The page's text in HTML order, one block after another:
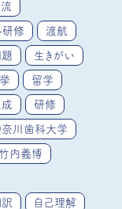
研修 渡航
生きがい
留学
研修
奈川歯科大学
竹内義博
自己理解